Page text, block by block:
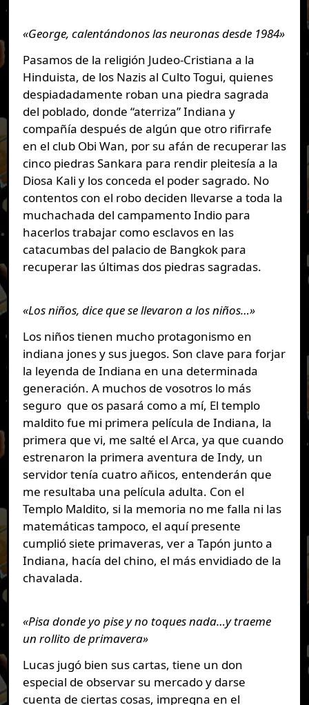
«George, calentándonos las neuronas desde 1984»
Pasamos de la religión Judeo-Cristiana a la
Hinduista, de los Nazis al Culto Togui, quienes
despiadadamente roban una piedra sagrada
del poblado, donde “aterriza” Indiana y
compañía después de algún que otro rifirrafe
en el club Obi Wan, por su afán de recuperar las
cinco piedras Sankara para rendir pleitesía a la
Diosa Kali y los conceda el poder sagrado. No
contentos con el robo deciden llevarse a toda la
muchachada del campamento Indio para
hacerlos trabajar como esclavos en las
catacumbas del palacio de Bangkok para
recuperar las últimas dos piedras sagradas.
«Los niños, dice que se llevaron a los niños…»
Los niños tienen mucho protagonismo en
indiana jones y sus juegos. Son clave para forjar
la leyenda de Indiana en una determinada
generación. A muchos de vosotros lo más
seguro que os pasará como a mí, El templo
maldito fue mi primera película de Indiana, la
primera que vi, me salté el Arca, ya que cuando
estrenaron la primera aventura de Indy, un
servidor tenía cuatro añicos, entenderán que
me resultaba una película adulta. Con el
Templo Maldito, si la memoria no me falla ni las
matemáticas tampoco, el aquí presente
cumplió siete primaveras, ver a Tapón junto a
Indiana, hacía del chino, el más envidiado de la
chavalada.
«Pisa donde yo pise y no toques nada…y traeme
un rollito de primavera»
Lucas jugó bien sus cartas, tiene un don
especial de observar su mercado y darse
cuenta de ciertas cosas, impregna en el